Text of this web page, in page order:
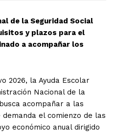
de la Seguridad Social
y plazos para el
a acompañar los
2026, la Ayuda Escolar
Nacional de la
acompañar a las
el comienzo de las
económico anual dirigido